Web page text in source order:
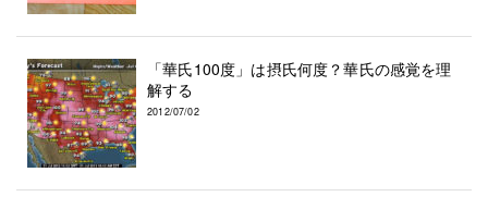
「華氏100度」は摂氏何度？華氏の感覚を理
解する
2012/07/02